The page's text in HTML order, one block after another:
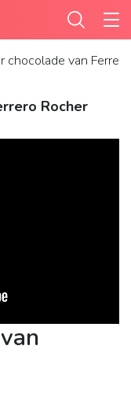
chocolade van
Rocher